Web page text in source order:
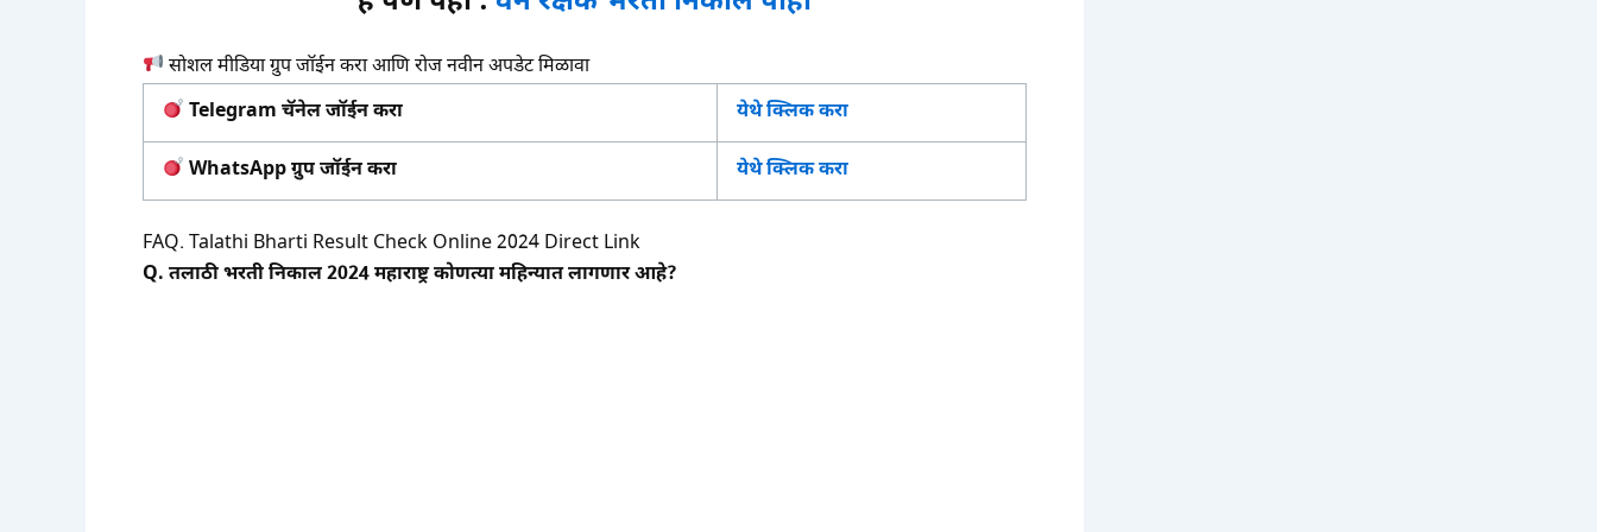
सोशल मीडिया ग्रुप जॉईन करा आणि रोज नवीन अपडेट मिळावा
Telegram चॅनेल जॉईन करा
येथे क्लिक करा
WhatsApp ग्रुप जॉईन करा येथे क्लिक करा
FAQ. Talathi Bharti Result Check Online 2024 Direct Link
Q. तलाठी भरती निकाल 2024 महाराष्ट्र कोणत्या महिन्यात लागणार आहे?